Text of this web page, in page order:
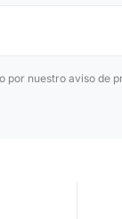
por nuestro aviso de